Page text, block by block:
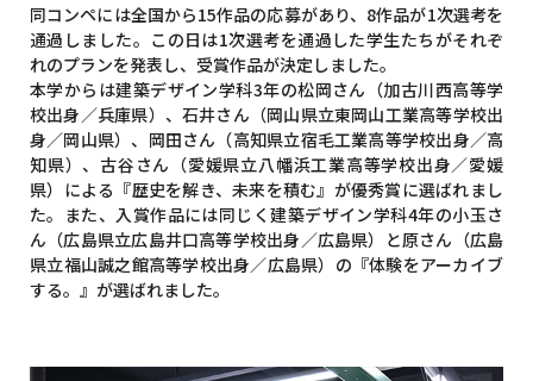
同コンペには全国から15作品の応募があり、8作品が1次選考を
通過しました。この日は1次選考を通過した学生たちがそれぞ
れのプランを発表し、受賞作品が決定しました。
本学からは建築デザイン学科3年の松岡さん（加古川西高等学
校出身／兵庫県）、⽯井さん（岡山県立東岡山工業高等学校出
身／岡山県）、岡田さん（高知県立宿毛工業高等学校出身／高
知県）、古谷さん（愛媛県立八幡浜工業高等学校出身／愛媛
県）による『歴史を解き、未来を積む』が優秀賞に選ばれまし
た。また、入賞作品には同じく建築デザイン学科4年の⼩⽟さ
ん（広島県立広島井口高等学校出身／広島県）と原さん（広島
県立福山誠之館高等学校出身／広島県）の『体験をアーカイブ
する。』が選ばれました。